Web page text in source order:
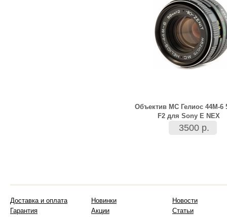
Объектив МС Гелиос 44М-6
F2 для Sony E NEX
3500 р.
Доставка и оплата
Гарантия
Новинки
Акции
Новости
Статьи